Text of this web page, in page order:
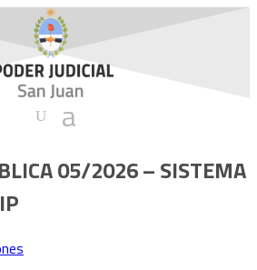
05/2026 – SISTEMA